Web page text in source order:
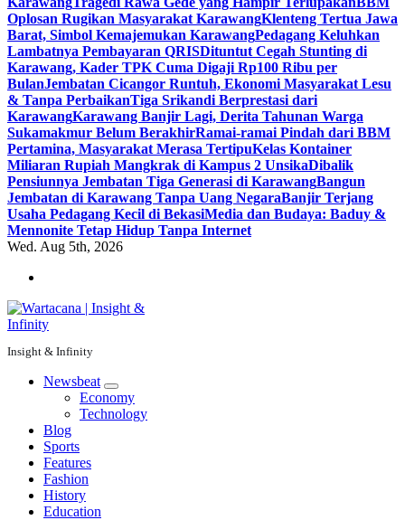
Oplosan Rugikan Masyarakat KarawangKlenteng Tertua Jawa
Barat, Simbol Kemajemukan KarawangPedagang Keluhkan
Lambatnya Pembayaran QRISDituntut Cegah Stunting di
Karawang, Kader TPK Cuma Digaji Rp100 Ribu per
BulanJembatan Cicangor Runtuh, Ekonomi Masyarakat Lesu
& Tanpa PerbaikanTiga Srikandi Berprestasi dari
KarawangKarawang Banjir Lagi, Derita Tahunan Warga
Sukamakmur Belum BerakhirRamai-ramai Pindah dari BBM
Pertamina, Masyarakat Merasa TertipuKelas Kontainer
Miliaran Rupiah Mangkrak di Kampus 2 UnsikaDibalik
Pensiunnya Jembatan Tiga Generasi di KarawangBangun
Jembatan di Karawang Tanpa Uang NegaraBanjir Terjang
Usaha Pedagang Kecil di BekasiMedia dan Budaya: Baduy &
Mennonite Tetap Hidup Tanpa Internet
Wed. Aug 5th, 2026
Insight & Infinity
Newsbeat
Economy
Technology
Blog
Sports
Features
Fashion
History
Education